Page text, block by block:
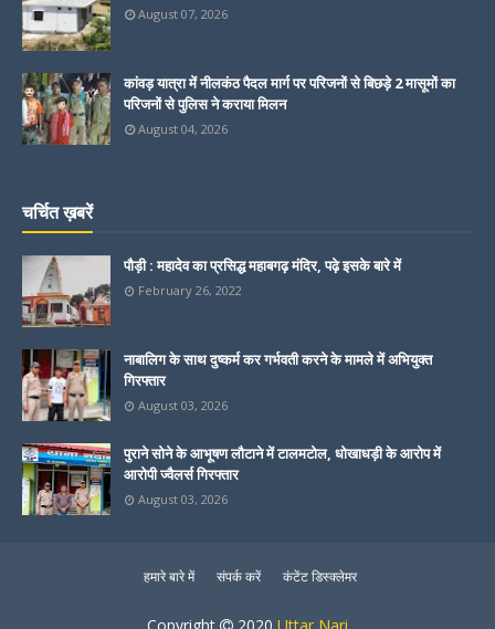
August 07, 2026
कांवड़ यात्रा में नीलकंठ पैदल मार्ग पर परिजनों से बिछड़े 2 मासूमों का
परिजनों से पुलिस ने कराया मिलन
August 04, 2026
चर्चित ख़बरें
पौड़ी : महादेव का प्रसिद्ध महाबगढ़ मंदिर, पढ़े इसके बारे में
February 26, 2022
नाबालिग के साथ दुष्कर्म कर गर्भवती करने के मामले में अभियुक्त
गिरफ्तार
August 03, 2026
पुराने सोने के आभूषण लौटाने में टालमटोल, धोखाधड़ी के आरोप में
आरोपी ज्वैलर्स गिरफ्तार
August 03, 2026
हमारे बारे में संपर्क करें कंटेंट डिस्क्लेमर